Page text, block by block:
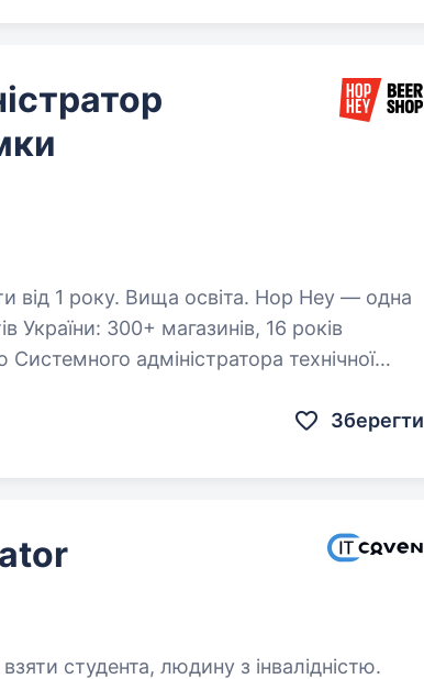
Вища освіта. Hop Hey — одна
України: 300+ магазинів, 16 років
Зберегти
студента, людину з інвалідністю.